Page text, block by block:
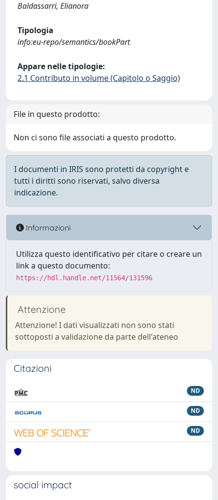
Baldassarri, Elianora
Tipologia
info:eu-repo/semantics/bookPart
Appare nelle tipologie:
2.1 Contributo in volume (Capitolo o Saggio)
File in questo prodotto:
Non ci sono file associati a questo prodotto.
I documenti in IRIS sono protetti da copyright e
tutti i diritti sono riservati, salvo diversa
indicazione.
Informazioni
Utilizza questo identificativo per citare o creare un
link a questo documento:
https://hdl.handle.net/11564/131596
Attenzione
Attenzione! I dati visualizzati non sono stati
sottoposti a validazione da parte dell'ateneo
Citazioni
ND
ND
ND
social impact